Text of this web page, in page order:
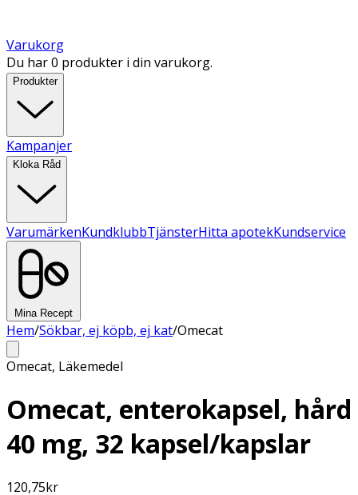
Varukorg
Du har 0 produkter i din varukorg.
Produkter
Kampanjer
Kloka Råd
VarumärkenKundklubbTjänsterHitta apotekKundservice
Mina Recept
Hem/Sökbar, ej köpb, ej kat/Omecat
Omecat, Läkemedel
Omecat, enterokapsel, hård
40 mg, 32 kapsel/kapslar
120,75kr